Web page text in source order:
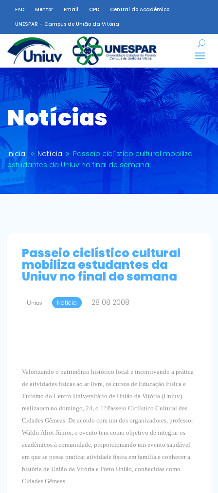
EAD Mentor Email CPD
Central do Acadêmico
UNESPAR – Campus de União da Vitória
Notícias
Inicial 9 Notícia 9 Passeio ciclístico cultural mobiliza
estudantes da Uniuv no final de semana
Passeio ciclístico cultural
mobiliza estudantes da
Uniuv no final de semana
Uniuv Notícia 28 08 2008
Valorizando o patrimônio histórico local e incentivando a prática
de atividades físicas ao ar livre, os cursos de Educação Física e
Turismo do Centro Universitário de União da Vitória (Uniuv)
realizaram no domingo, 24, o 1º Passeio Ciclístico Cultural das
Cidades Gêmeas. De acordo com um dos organizadores, professor
Waldir Aliot Júnior, o evento tem como objetivo de integrar os
acadêmicos à comunidade, proporcionando um evento saudável
em que se possa praticar atividade física em família e conhecer a
história de União da Vitória e Porto União, conhecidas como
Cidades Gêmeas.